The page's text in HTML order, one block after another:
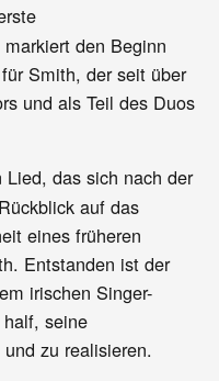
den Beginn
Smith, der seit über
und als Teil des Duos
das sich nach der
auf das
eines früheren
Entstanden ist der
irischen Singer-
seine
zu realisieren.